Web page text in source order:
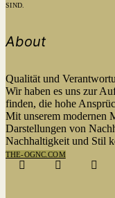
SIND.
About
Qualität und
Wir haben es uns zur
finden, die hohe
Mit unserem modernen
Darstellungen von
Nachhaltigkeit und Stil
THE-OGNC.COM